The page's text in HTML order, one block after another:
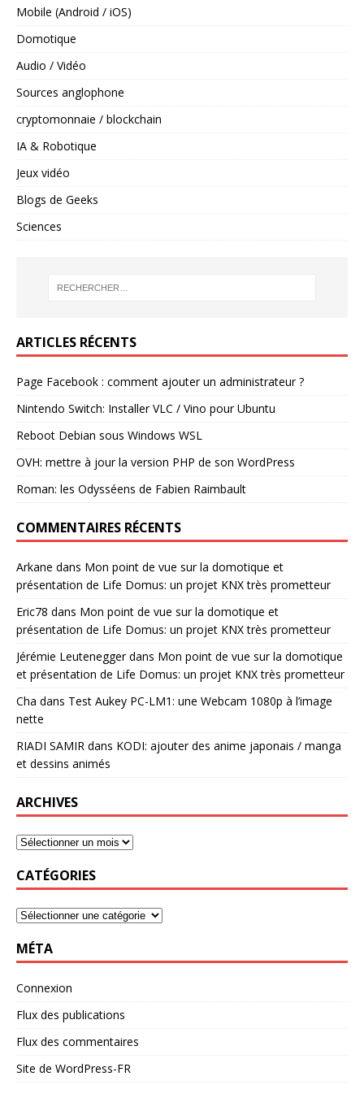
Mobile (Android / iOS)
Domotique
Audio / Vidéo
Sources anglophone
cryptomonnaie / blockchain
IA & Robotique
Jeux vidéo
Blogs de Geeks
Sciences
ARTICLES RÉCENTS
Page Facebook : comment ajouter un administrateur ?
Nintendo Switch: Installer VLC / Vino pour Ubuntu
Reboot Debian sous Windows WSL
OVH: mettre à jour la version PHP de son WordPress
Roman: les Odysséens de Fabien Raimbault
COMMENTAIRES RÉCENTS
Arkane dans Mon point de vue sur la domotique et
présentation de Life Domus: un projet KNX très prometteur
Eric78 dans Mon point de vue sur la domotique et
présentation de Life Domus: un projet KNX très prometteur
Jérémie Leuteneggerdans Mon point de vue sur la domotique
et présentation de Life Domus: un projet KNX très prometteur
Cha dans Test Aukey PC-LM1: une Webcam 1080p à l’image
nette
RIADI SAMIR dans KODI: ajouter des anime japonais / manga
et dessins animés
ARCHIVES
CATÉGORIES
MÉTA
Connexion
Flux des publications
Flux des commentaires
Site de WordPress-FR